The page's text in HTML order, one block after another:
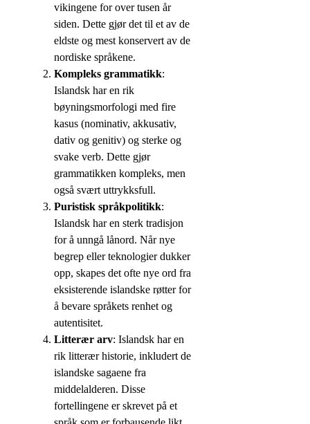
vikingene for over tusen år
siden. Dette gjør det til et av de
eldste og mest konservert av de
nordiske språkene.
Kompleks grammatikk:
Islandsk har en rik
bøyningsmorfologi med fire
kasus (nominativ, akkusativ,
dativ og genitiv) og sterke og
svake verb. Dette gjør
grammatikken kompleks, men
også svært uttrykksfull.
Puristisk språkpolitikk:
Islandsk har en sterk tradisjon
for å unngå lånord. Når nye
begrep eller teknologier dukker
opp, skapes det ofte nye ord fra
eksisterende islandske røtter for
å bevare språkets renhet og
autentisitet.
Litterær arv: Islandsk har en
rik litterær historie, inkludert de
islandske sagaene fra
middelalderen. Disse
fortellingene er skrevet på et